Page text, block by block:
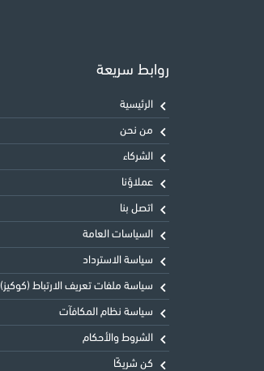
روابط سريعة
الرئيسية
من نحن
الشركاء
عملاؤنا
اتصل بنا
السياسات العامة
سياسة الاسترداد
سياسة ملفات تعريف الارتباط (كوكيز)
سياسة نظام المكافآت
الشروط والأحكام
كن شريكًا